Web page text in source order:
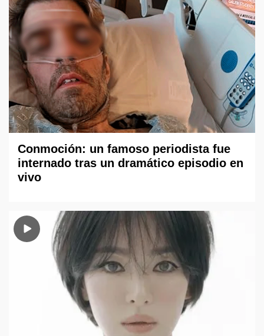
Conmoción: un famoso periodista fue
internado tras un dramático episodio en
vivo